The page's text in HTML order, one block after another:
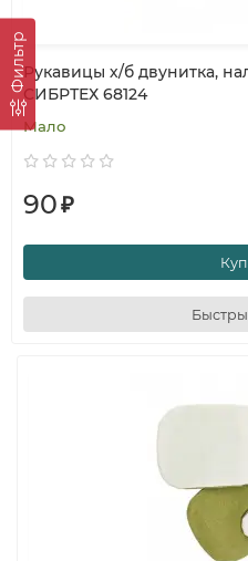
ФильтрРукавицы х/б двунитка,
СИБРТЕХ 68124
Мало
90₽